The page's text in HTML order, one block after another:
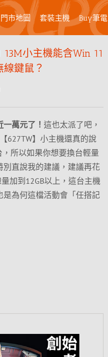
門市地圖 套裝主機 Buy筆電
小主機能含Win 11
鍵鼠？
萬元了！ 這也太派了吧，
627TW】小主機還真的說
所以如果你想要換台輕量
直說我的建議，建議再花
加到12GB以上，這台主機
為何這檔活動會「任搭記